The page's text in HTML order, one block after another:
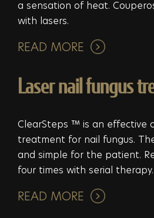
a sensation of heat.
with lasers.
READ MORE
Laser nail fungus
ClearSteps ™ is an effective
treatment for nail fungus.
and simple for the patient.
four times with serial therapy.
READ MORE